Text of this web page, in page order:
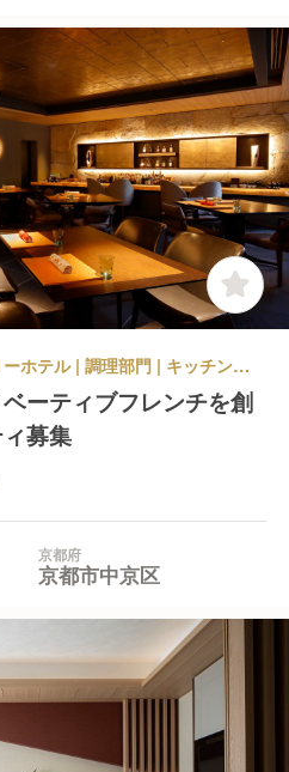
リゾートホテル, ラグジュアリーホテル | 調理部門 | キッチンスタッフ | ギャリア・二条城 京都
ーティブフレンチを創
募集
京都府
京都市中京区